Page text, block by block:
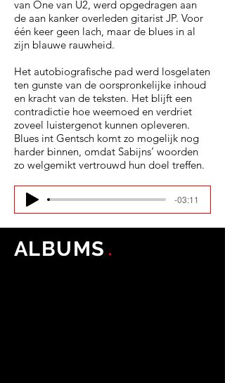
van One van U2, werd opgedragen aan
de aan kanker overleden gitarist JP. Voor
één keer geen lach, maar de blues in al
zijn blauwe rauwheid.
Het autobiografische pad werd losgelaten
ten gunste van de oorspronkelijke inhoud
en kracht van de teksten. Het blijft een
contradictie hoe weemoed en verdriet
zoveel luistergenot kunnen opleveren.
Blues int Gentsch komt zo mogelijk nog
harder binnen, omdat Sabijns’ woorden
zo welgemikt vertrouwd hun doel treffen.
-03:11
ALBUMS .